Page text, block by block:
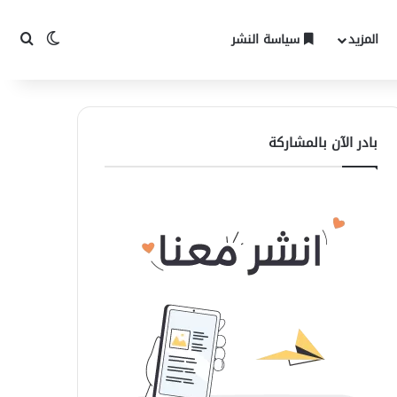
المزيد سياسة النشر الوضع
بادر الآن بالمشاركة